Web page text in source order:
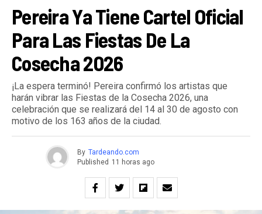
Pereira Ya Tiene Cartel Oficial
Para Las Fiestas De La
Cosecha 2026
¡La espera terminó! Pereira confirmó los artistas que
harán vibrar las Fiestas de la Cosecha 2026, una
celebración que se realizará del 14 al 30 de agosto con
motivo de los 163 años de la ciudad.
By Tardeando.com
Published 11 horas ago